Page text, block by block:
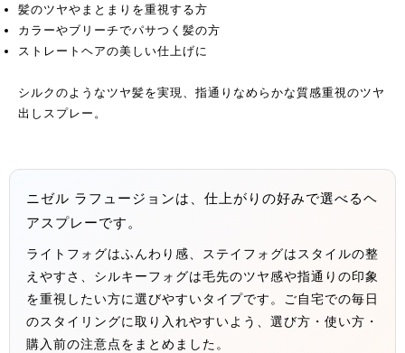
髪のツヤやまとまりを重視する方
カラーやブリーチでパサつく髪の方
ストレートヘアの美しい仕上げに
シルクのようなツヤ髪を実現、指通りなめらかな質感重視のツヤ
出しスプレー。
ニゼル ラフュージョンは、仕上がりの好みで選べるヘ
アスプレーです。
ライトフォグはふんわり感、ステイフォグはスタイルの整
えやすさ、シルキーフォグは毛先のツヤ感や指通りの印象
を重視したい方に選びやすいタイプです。ご自宅での毎日
のスタイリングに取り入れやすいよう、選び方・使い方・
購入前の注意点をまとめました。